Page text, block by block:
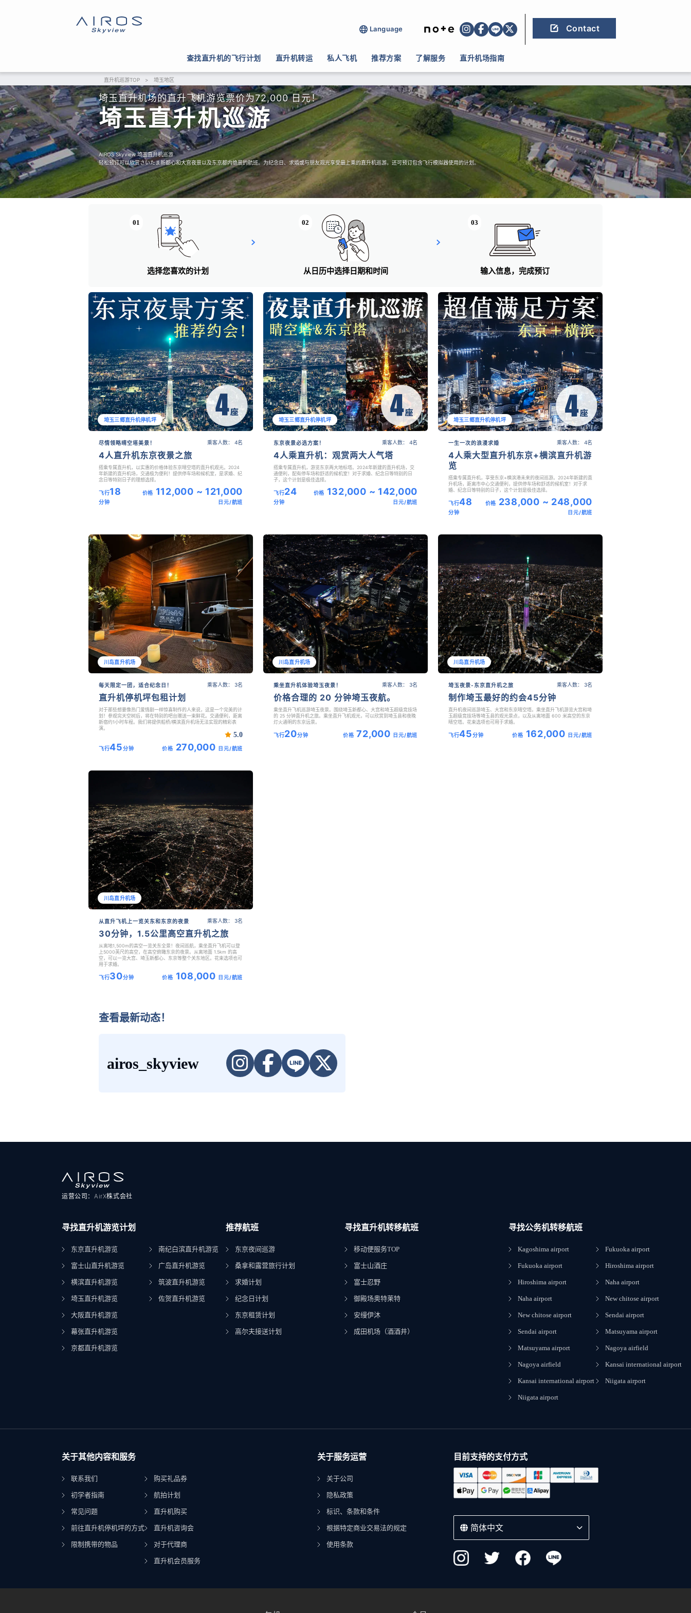
Language Contact
查找直升机的飞行计划 直升机转运 私人飞机 推荐方案 了解服务 直升机场指南
直升机巡游TOP > 埼玉地区
埼玉直升机场的直升飞机游览票价为72,000 日元！
埼玉直升机巡游
AIROS Skyview 埼玉直升机巡游
轻松预订可以欣赏さいたま新都心和大宫夜景以及东京都内绝景的航班。为纪念日、求婚或与朋友观光享受最上乘的直升机巡游。还可预订包含飞行模拟器使用的计划。
01
选择您喜欢的计划
02
从日历中选择日期和时间
03
输入信息，完成预订
埼玉三郷直升机停机坪
乘客人数： 4名
尽情领略晴空塔美景！
4人直升机东京夜景之旅
搭乘专属直升机，以实惠的价格体验东京晴空塔的直升机观光。2024
年新建的直升机场，交通极为便利！提供停车场和候机室，是求婚、纪
念日等特别日子的理想选择。
飞行18
分钟
价格 112,000 ~ 121,000
日元/航班
埼玉三郷直升机停机坪
乘客人数： 4名
东京夜景必选方案！
4人乘直升机：观赏两大人气塔
搭乘专属直升机，游览东京两大地标塔。2024年新建的直升机场，交
通便利，配有停车场和舒适的候机室！对于求婚、纪念日等特别的日
子，这个计划是极佳选择。
飞行24
分钟
价格 132,000 ~ 142,000
日元/航班
埼玉三郷直升机停机坪
乘客人数： 4名
一生一次的浪漫求婚
4人乘大型直升机东京+横滨直升机游
览
搭乘专属直升机，享受东京+横滨港未来的夜间巡游。2024年新建的直
升机场，距离市中心交通便利，提供停车场和舒适的候机室！对于求
婚、纪念日等特别的日子，这个计划是极佳选择。
飞行48
分钟
价格 238,000 ~ 248,000
日元/航班
川岛直升机场
乘客人数： 3名
每天限定一团，适合纪念日！
直升机停机坪包租计划
对于那些想要像热门爱情剧一样惊喜制作的人来说，这是一个完美的计
划！参观完天空树后，将在特别的吧台赠送一束鲜花。交通便利，距离
新宿约1小时车程。我们将提供船桥/横滨直升机场无法实现的精彩表
演。
5.0
飞行45分钟 价格 270,000 日元/航班
川岛直升机场
乘客人数： 3名
乘坐直升机体验埼玉夜景！
价格合理的 20 分钟埼玉夜航。
乘坐直升飞机巡游埼玉夜景。围绕埼玉新都心、大宫和埼玉超级竞技场
的 25 分钟直升机之旅。乘坐直升飞机观光，可以欣赏到埼玉县和夜晚
灯火通明的东京远景。
飞行20分钟 价格 72,000 日元/航班
川岛直升机场
乘客人数： 3名
埼玉夜景-东京直升机之旅
制作埼玉最好的约会45分钟
直升机夜间巡游埼玉、大宫和东京晴空塔。乘坐直升飞机游览大宫和埼
玉超级竞技场等埼玉县的观光景点，以及从离地面 600 米高空的东京
晴空塔。花束选项也可用于求婚。
飞行45分钟 价格 162,000 日元/航班
川岛直升机场
乘客人数： 3名
从直升飞机上一览关东和东京的夜景
30分钟，1.5公里高空直升机之旅
从离地1,500m的高空一览关东全景！夜间巡航，乘坐直升飞机可以登
上5000英尺的高空，在高空俯瞰东京的夜景。从离地面 1.5km 的高
空，可以一览大宫、埼玉新都心、东京等整个关东地区。花束选项也可
用于求婚。
飞行30分钟 价格 108,000 日元/航班
查看最新动态！
airos_skyview
运营公司：AirX株式会社
寻找直升机游览计划
东京直升机游览
富士山直升机游览
横滨直升机游览
埼玉直升机游览
大阪直升机游览
幕张直升机游览
京都直升机游览
南纪白滨直升机游览
广岛直升机游览
筑波直升机游览
佐贺直升机游览
推荐航班
东京夜间巡游
桑拿和露营旅行计划
求婚计划
纪念日计划
东京租赁计划
高尔夫接送计划
寻找直升机转移航班
移动便服务TOP
富士山酒庄
富士忍野
御殿场奥特莱特
安缦伊沐
成田机场（酒酒井）
寻找公务机转移航班
Kagoshima airport
Fukuoka airport
Hiroshima airport
Naha airport
New chitose airport
Sendai airport
Matsuyama airport
Nagoya airfield
Kansai international airport
Niigata airport
Fukuoka airport
Hiroshima airport
Naha airport
New chitose airport
Sendai airport
Matsuyama airport
Nagoya airfield
Kansai international airport
Niigata airport
关于其他内容和服务
联系我们
初学者指南
常见问题
前往直升机停机坪的方式
限制携带的物品
购买礼品券
航拍计划
直升机购买
直升机咨询会
对于代理商
直升机会员服务
关于服务运营
关于公司
隐私政策
标识、条款和条件
根据特定商业交易法的规定
使用条款
目前支持的支付方式
简体中文